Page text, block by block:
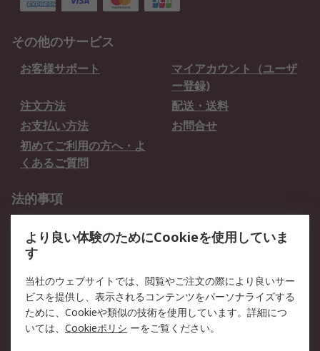
その他のサービス
お客様サポート
マイアカウント（ユーザ
ー登録)
注文方法
配送・送料
お支払い方法
お問合せ
初めてご利用の方へ・よ
くあるご質問
法的事項
クッキーポリシー
RSについて
会社概要
採用情報
プレスリリース＆お知ら
コーポレートサイト
より良い体験のためにCookieを使用していま
す
当社のウェブサイトでは、閲覧やご注文の際により良いサー
ビスを提供し、表示されるコンテンツをパーソナライズする
ために、Cookieや類似の技術を使用しています。詳細につ
いては、 Cookieポリシ ーをご覧ください。